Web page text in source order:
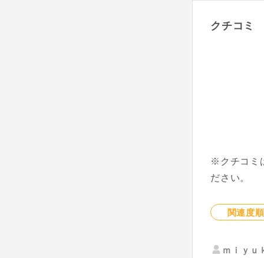
クチコミ
※クチコミ
ださい。
関連度順
ｍｉｙｕ